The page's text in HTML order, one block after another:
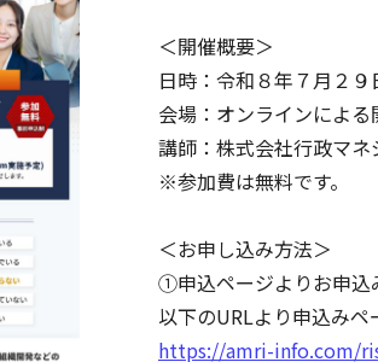
＜開催概要＞
日時：令和８年７月２
会場：オンラインによる
講師：株式会社行政マ
※参加費は無料です。
＜お申し込み方法＞
➀申込ページよりお申込
以下のURLより申込みペ
https://amri-info.com/